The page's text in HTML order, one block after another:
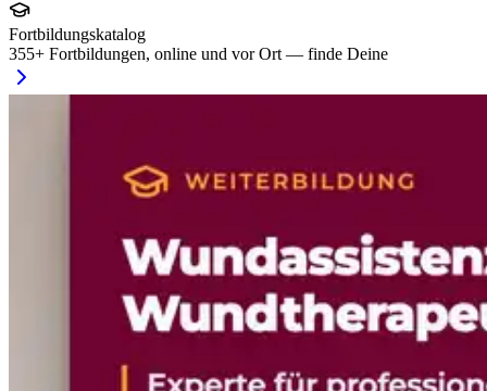
Fortbildungskatalog
355+ Fortbildungen, online und vor Ort — finde Deine